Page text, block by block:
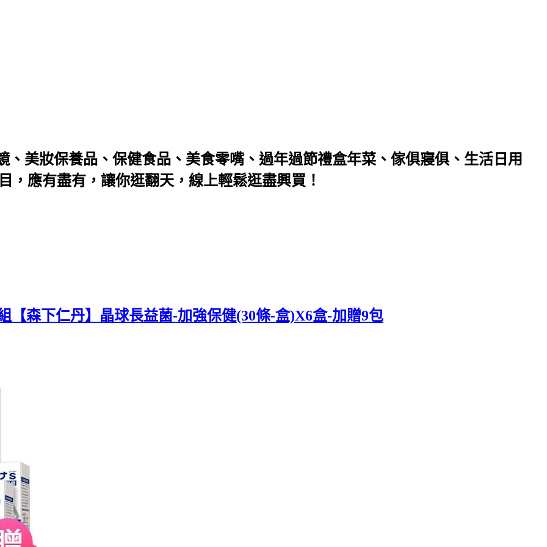
美妝保養品、保健食品、美食零嘴、過年過節禮盒年菜、傢俱寢俱、生活日用
，應有盡有，讓你逛翻天，線上輕鬆逛盡興買！
【森下仁丹】晶球長益菌-加強保健(30條-盒)X6盒-加贈9包